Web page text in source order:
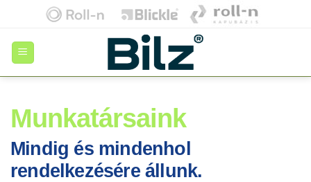
content
Munkatársaink
Mindig és mindenhol
rendelkezésére állunk.